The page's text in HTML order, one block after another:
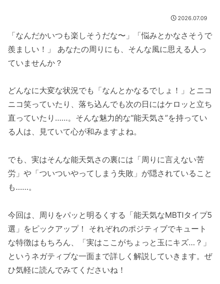
2026.07.09
「なんだかいつも楽しそうだな〜」「悩みとかなさそうで
羨ましい！」 あなたの周りにも、そんな風に思える人っ
ていませんか？
どんなに大変な状況でも「なんとかなるでしょ！」とニコ
ニコ笑っていたり、落ち込んでも次の日にはケロッと立ち
直っていたり……。そんな魅力的な“能天気さ”を持ってい
る人は、見ていて心が和みますよね。
でも、実はそんな能天気さの裏には「周りに言えない苦
労」や「ついついやってしまう失敗」が隠されていること
も……。
今回は、周りをパッと明るくする「能天気なMBTIタイプ5
選」をピックアップ！ それぞれのポジティブでキュート
な特徴はもちろん、「実はここがちょっと玉にキズ…？」
というネガティブな一面まで詳しく解説していきます。ぜ
ひ気軽に読んでみてくださいね！